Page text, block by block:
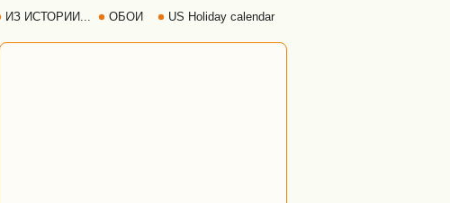
ИЗ ИСТОРИИ... ОБОИ US Holiday calendar